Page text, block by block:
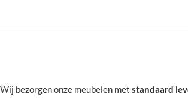
Wij bezorgen onze meubelen met standaard